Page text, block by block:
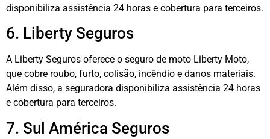
disponibiliza assistência 24 horas e cobertura para terceiros.
6. Liberty Seguros
A Liberty Seguros oferece o seguro de moto Liberty Moto,
que cobre roubo, furto, colisão, incêndio e danos materiais.
Além disso, a seguradora disponibiliza assistência 24 horas
e cobertura para terceiros.
7. Sul América Seguros